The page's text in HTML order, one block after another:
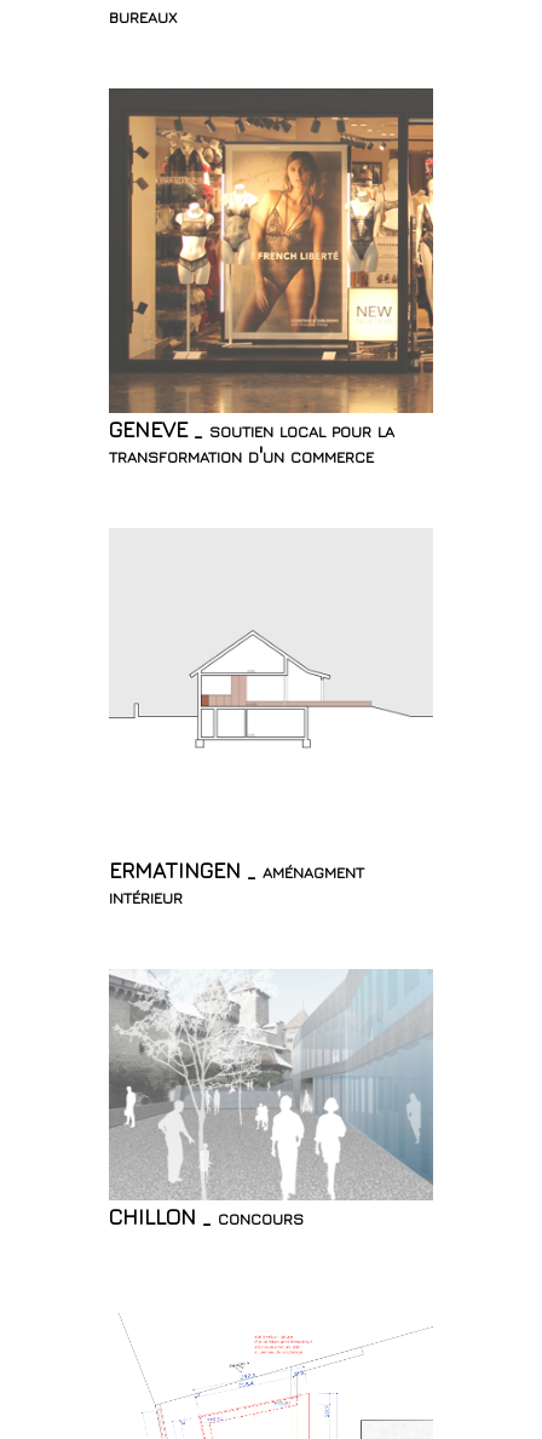
bureaux
GENEVE _ soutien local pour la
transformation d'un commerce
ERMATINGEN _ aménagment
intérieur
CHILLON _ concours